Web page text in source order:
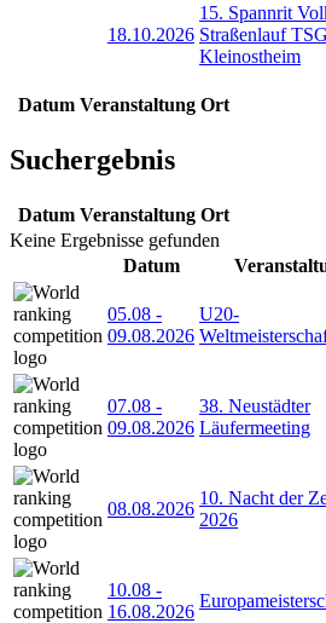
18.10.2026
15. Spannrit
Straßenlauf TSG
Kleinostheim
Datum Veranstaltung Ort
Suchergebnis
Datum Veranstaltung Ort
Keine Ergebnisse gefunden
Datum
05.08 -
09.08.2026
U20-
07.08 -
09.08.2026
38. Neustädter
Läufermeeting
08.08.2026
10. Nacht der
2026
10.08 -
16.08.2026